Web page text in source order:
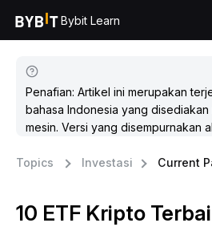
Bybit Learn
Penafian: Artikel ini merupakan
bahasa Indonesia yang disediakan
mesin. Versi yang disempurnakan
Topics Investasi Current
10 ETF Kripto